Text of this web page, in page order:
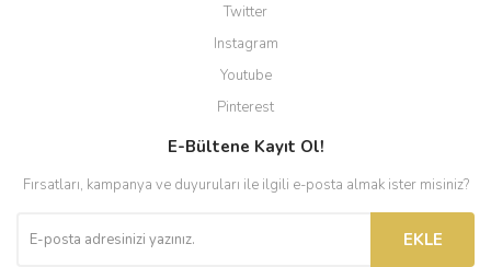
Twitter
Instagram
Youtube
Pinterest
E-Bültene Kayıt Ol!
Fırsatları, kampanya ve duyuruları ile ilgili e-posta almak ister misiniz?
EKLE